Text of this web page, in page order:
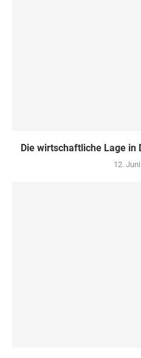
Die wirtschaftliche Lage in
12.